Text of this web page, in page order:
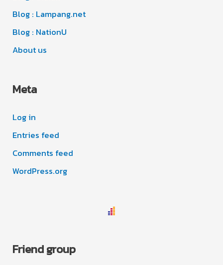
s
Blog : Lampang.net
Blog : NationU
About us
Meta
Log in
Entries feed
Comments feed
WordPress.org
Friend group